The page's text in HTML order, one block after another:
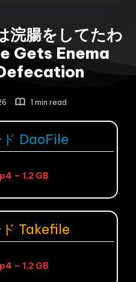
腸をしてたわ
Gets Enema
1 min read
DaoFile
– 1,2 GB
Takefile
– 1,2 GB